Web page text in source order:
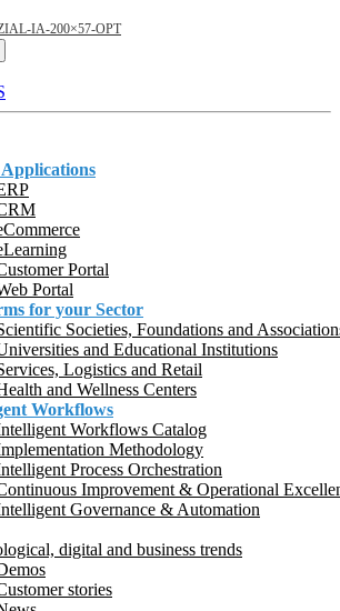
Portal
Portal
for your Sector
Societies, Foundations and
and Educational Institutions
Logistics and Retail
and Wellness Centers
Workflows
Workflows Catalog
Methodology
Process Orchestration
Improvement & Operational
Governance & Automation
digital and business trends
stories